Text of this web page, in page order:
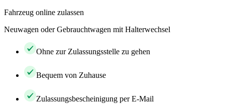
Fahrzeug online zulassen
Neuwagen oder Gebrauchtwagen mit Halterwechsel
Ohne zur Zulassungsstelle zu gehen
Bequem von Zuhause
Zulassungsbescheinigung per E-Mail